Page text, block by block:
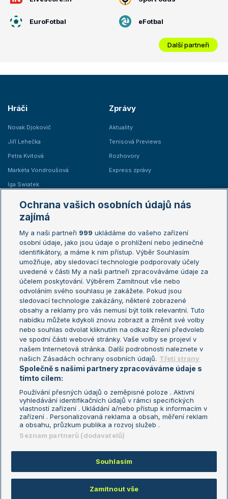
EuroFotbal eFotbal
Další partneři
Hráči
Novak Djokovič
Jiří Lehečka
Petra Kvitová
Markéta Vondroušová
Iga Swiatek
Zprávy
Aktuality
Tenisová Previews
Rozhovory
Express zprávy
Žebříčky
Žebříček ATP (muži)
Žebříček WTA (ženy)
Sázkařský žebříček
Australian Open
French Open
Wimbledon
US Open
Turnaj mistrů
Turnaj mistryň
Aktualní trendy
Fotbalové přestupy
Livesport Daily
LS Prague Open
Podmínky užití
Nastavení soukromí
GDPR a žurnalistika
Reklama
Kontakt
Informace o zpracování osobních
údajů
Copyright © 2008-2026 TenisPortal.cz. Využíváme zpravodajství ČTK.
Ochrana vašich osobních údajů nás
zajímá
My a naši partneři 999 ukládáme do vašeho zařízení
osobní údaje, jako jsou údaje o prohlížení nebo jedinečné
identifikátory, a máme k nim přístup. Výběr Souhlasím
umožňuje, aby sledovací technologie podporovaly účely
uvedené v části My a naši partneři zpracováváme údaje za
účelem poskytování. Výběrem Zamítnout vše nebo
odvoláním svého souhlasu je zakážete. Pokud jsou
sledovací technologie zakázány, některé zobrazené
obsahy a reklamy pro vás nemusí být tolik relevantní. Tuto
nabídku můžete kdykoli znovu zobrazit a změnit své volby
nebo souhlas odvolat kliknutím na odkaz Řízení předvoleb
ve spodní části webové stránky. Vaše volby se projeví v
našem Internetová stránka. Další podrobnosti naleznete v
našich Zásadách ochrany osobních údajů. Třetí strany
Společně s našimi partnery zpracováváme údaje s
tímto cílem:
Používání přesných údajů o zeměpisné poloze . Aktivní
vyhledávání identifikačních údajů v rámci specifických
vlastností zařízení . Ukládání a/nebo přístup k informacím v
zařízení . Personalizovaná reklama a obsah, měření reklam
a obsahu, průzkum publika a rozvoj služeb .
Seznam partnerů (dodavatelů)
Souhlasím
Zamítnout vše